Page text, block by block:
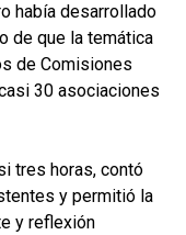
había desarrollado
de que la temática
de Comisiones
30 asociaciones
tres horas, contó
y permitió la
y reflexión